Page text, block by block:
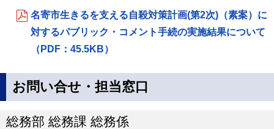
名寄市生きるを支える自殺対策計画(第2次)（素案）に
対するパブリック・コメント手続の実施結果について
（PDF：45.5KB）
お問い合せ・担当窓口
総務部 総務課 総務係